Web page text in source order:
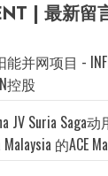
| 最新留
并网项目 -
控股
JV Suria Saga
Malaysia 的ACE